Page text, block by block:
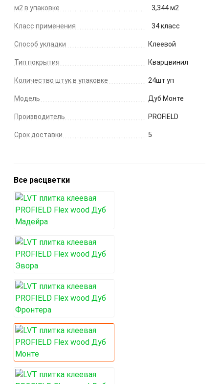
м2 в упаковке 3,344 м2
Класс применения 34 класс
Способ укладки Клеевой
Тип покрытия Кварцвинил
Количество штук в упаковке 24шт уп
Модель Дуб Монте
Производитель PROFIELD
Срок доставки 5
Все расцветки